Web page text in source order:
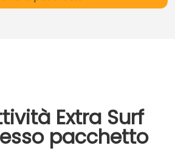
Extra Surf
pacchetto